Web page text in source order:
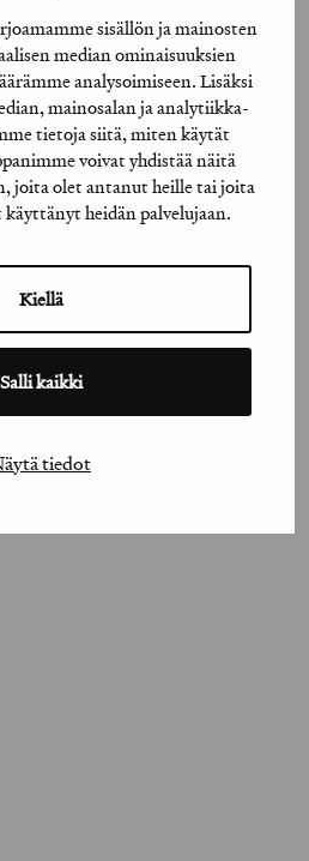
sisällön ja mainosten
median ominaisuuksien
analysoimiseen. Lisäksi
mainosalan ja analytiikka-
tietoja siitä, miten käytät
voivat yhdistää näitä
joita olet antanut heille tai joita
heidän palvelujaan.
Kiellä
Salli kaikki
tiedot